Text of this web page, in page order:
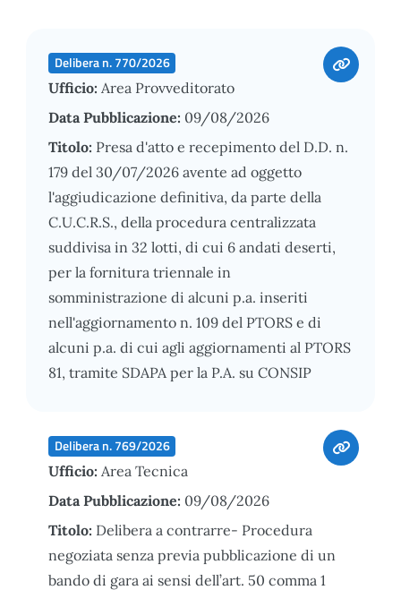
Delibera n. 770/2026
Ufficio: Area Provveditorato
Data Pubblicazione: 09/08/2026
Titolo: Presa d'atto e recepimento del D.D. n.
179 del 30/07/2026 avente ad oggetto
l'aggiudicazione definitiva, da parte della
C.U.C.R.S., della procedura centralizzata
suddivisa in 32 lotti, di cui 6 andati deserti,
per la fornitura triennale in
somministrazione di alcuni p.a. inseriti
nell'aggiornamento n. 109 del PTORS e di
alcuni p.a. di cui agli aggiornamenti al PTORS
81, tramite SDAPA per la P.A. su CONSIP
Delibera n. 769/2026
Ufficio: Area Tecnica
Data Pubblicazione: 09/08/2026
Titolo: Delibera a contrarre- Procedura
negoziata senza previa pubblicazione di un
bando di gara ai sensi dell’art. 50 comma 1